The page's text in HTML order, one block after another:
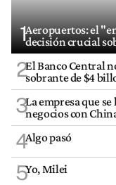
1Aeropuertos: el
decisión crucial
2El Banco Central
sobrante de $4
3La empresa que
negocios con
4Algo pasó
5Yo, Milei